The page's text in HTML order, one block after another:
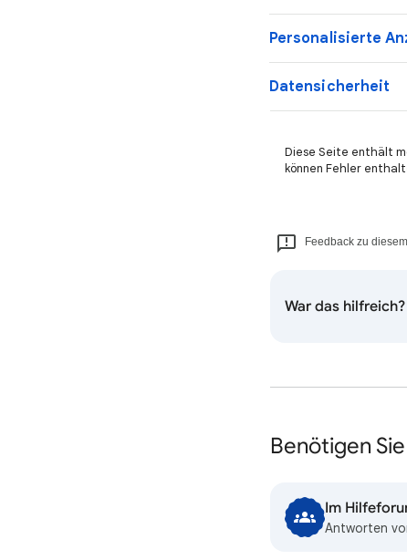
Personalisierte
Datensicherheit
Diese Seite enthält
können Fehler
Feedback zu
War das hilfreich?
Benötigen
Im
Antworten